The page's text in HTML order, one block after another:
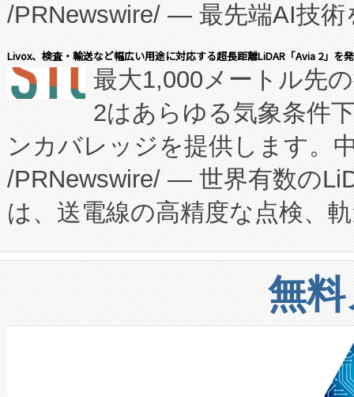
キー方式で拡張性が高く、持
す。FCCM‑を活用した現地生
患者にとっての費用負担を大
のアクセスを大幅に拡大する
Fully-Connected Continuous
プログラムには、施設設計・
に関する技術移転および知的
構造化トレーニングカリキュ
上げおよび商用化段階におけ
設備整備および立ち上げ調整
加組織は、Enzeneのバイオ
選定された製品について、自
/PRNewswire/ — 最先端AI技術
会社エーアイ・アンド：本社
President原信平）と、エンタ
ードするVoltaiqは、日本にあ
ーエネルギー貯蔵システム（
た。 Voltaiq独自のAI搭載プラ
定、統合、導入、運用に至る
安全性を追跡し、確保する事
増加しているデータセンター
る電力網に大きな負担をかけ
事業者の負担軽減という課題
系統連系を迅速にし、ピーク
Livox、検査・輸送など幅広い用途に対応する超長距離LiDAR「Avia 2」を
最大1,000メートル先
2はあらゆる気象条件
ンカバレッジを提供します。
/PRNewswire/ — 世界有数の
は、送電線の高精度な点検、
や穀物倉庫におけるバルク材
リューション「Avia 2」を発
したAvia 2は、1,000メート
狭視野のFOVを切り替えるこ
ケーブル、枝などの細かな対
無